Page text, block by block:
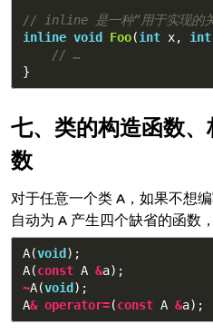
// inline 是一种“用于实现的关
inline void Foo(int x, int
// …
}
类的构造函数
数
对于任意一个类 A，如果不想
自动为 A 产生四个缺省的函数
A(void );
A(const A &a);
~A(void );
A& operator=(const A &a);